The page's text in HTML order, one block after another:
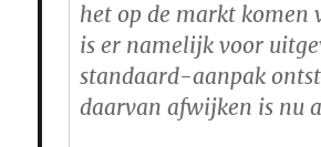
het op de markt komen
is er namelijk voor
standaard-aanpak
daarvan afwijken is nu